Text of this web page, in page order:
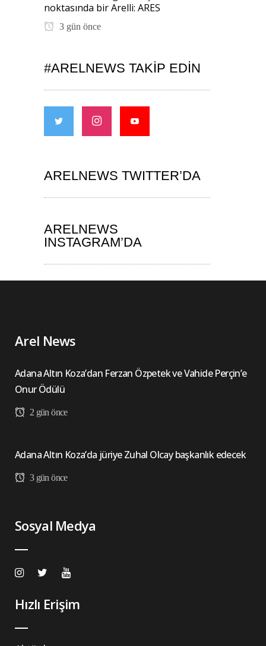
noktasında bir Arelli: ARES
3 gün önce
#ARELNEWS TAKIP EDIN
ARELNEWS TWITTER’DA
ARELNEWS
INSTAGRAM’DA
Arel News
Adana Altın Koza’dan Ferzan Özpetek ve Vahide Perçin’e
Onur Ödülü
2 gün önce
Adana Altın Koza’da jüriye Zuhal Olcay başkanlık edecek
3 gün önce
Sosyal Medya
Hızlı Erişim